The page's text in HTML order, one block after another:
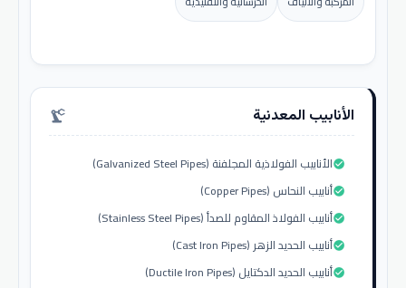
الأنابيب المعدنية precision_manufacturing
الأنابيب الفولاذية المجلفنة (Galvanized Steel Pipes)check_circle
أنابيب النحاس (Copper Pipes)check_circle
أنابيب الفولاذ المقاوم للصدأ (Stainless Steel Pipes)check_circle
أنابيب الحديد الزهر (Cast Iron Pipes)check_circle
أنابيب الحديد الدكتايل (Ductile Iron Pipes)check_circle